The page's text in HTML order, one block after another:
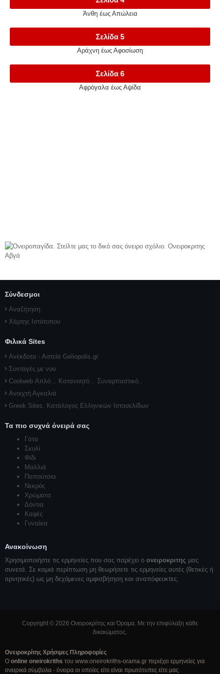
Άνθη έως Απώλεια
Σελίδα 5
Αράχνη έως Αφοσίωση
Σελίδα 6
Αφρόγαλα έως Αψίδα
Σύνδεσμοι
Αναζήτηση
Χάρτης Ιστότοπου
Φιλικά Sites
Ανέκδοτα - Αστεία Geliopolis.gr
Συνταγές με νου
Coolweb Απλό... Κατανοητό... Συναρπαστικό..
Ανοιχτή Αγκαλιά
Greek Sites. Κατάλογος Ελληνικών Ιστοσελίδων
Τα πιο συχνά όνειρά σας
Γάτα
Σκυλί
Φίδι
Μαλλιά
Παπούτσια
Νεκρός
Χρώματα
Δόντια
Καφές
Γυναίκα
Ανακοίνωση
Χρησιμοποιήστε τις ερμηνείες που σας παρέχει ο ονειροκριτης μας
συνετά. Σε καμιά περίπτωση μη θεωρήσετε τις ερμηνείες αυτές (θετικές ή
αρνητικές) ως μη δεχόμενες αμφισβήτηση και αναπόφευκτες.
Copyright © 2026 Ονειροκρίτης και Όραμα. Με την επιφύλαξη κάθε
δικαιώματος.
Ονειροκρίτης Χρήσιμες Πληροφορίες
Ο online oneirokriths του www.oneirokriths-orama.gr περιέχει ερμηνείες για
ονειρικά σύμβολα - όνειρα οι οποίες είτε είναι πρωτότυπες είτε μας